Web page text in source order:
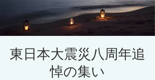
東日本大震災八周年追
悼の集い